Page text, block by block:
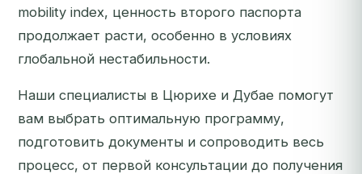
mobility index, ценность второго паспорта
продолжает расти, особенно в условиях
глобальной нестабильности.
Наши специалисты в Цюрихе и Дубае помогут
вам выбрать оптимальную программу,
подготовить документы и сопроводить весь
процесс, от первой консультации до получения